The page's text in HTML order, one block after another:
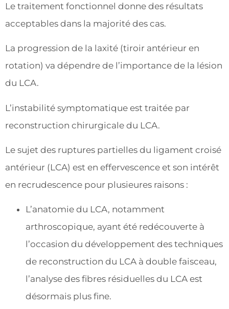
Le traitement fonctionnel donne des résultats
acceptables dans la majorité des cas.
La progression de la laxité (tiroir antérieur en
rotation) va dépendre de l’importance de la lésion
du LCA.
L’instabilité symptomatique est traitée par
reconstruction chirurgicale du LCA.
Le sujet des ruptures partielles du ligament croisé
antérieur (LCA) est en effervescence et son intérêt
en recrudescence pour plusieures raisons :
L’anatomie du LCA, notamment
arthroscopique, ayant été redécouverte à
l’occasion du développement des techniques
de reconstruction du LCA à double faisceau,
l’analyse des fibres résiduelles du LCA est
désormais plus fine.